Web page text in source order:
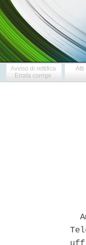
Avviso di rettifica
Errata corrige
Atti